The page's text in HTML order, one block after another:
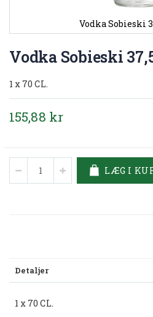
Vodka Sobieski
til
starten
billedgalleriet
Vodka Sobieski
1 x 70 CL.
155,88 kr
LÆG I
Detaljer
1 x 70 CL.